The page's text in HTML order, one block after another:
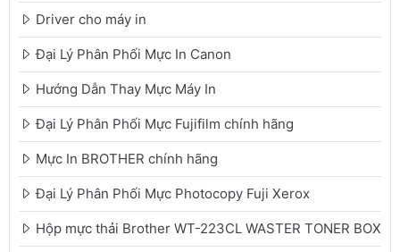
Driver cho máy in
Đại Lý Phân Phối Mực In Canon
Hướng Dẫn Thay Mực Máy In
Đại Lý Phân Phối Mực Fujifilm chính hãng
Mực In BROTHER chính hãng
Đại Lý Phân Phối Mực Photocopy Fuji Xerox
Hộp mực thải Brother WT-223CL WASTER TONER BOX